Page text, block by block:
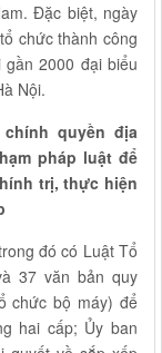
Đặc biệt, ngày
chức thành công
2000 đại biểu
Nội.
quyền địa
pháp luật để
trị, thực hiện
đó có Luật Tổ
37 văn bản quy
chức bộ máy) để
hai cấp; Ủy ban